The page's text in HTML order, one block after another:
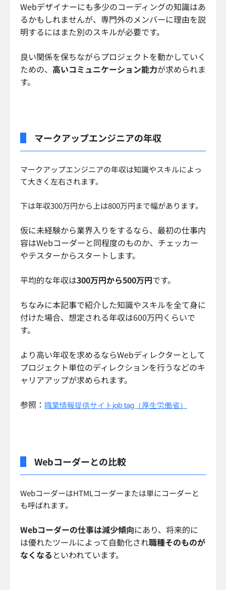
Webデザイナーにも多少のコーディングの知識はあ
るかもしれませんが、専門外のメンバーに理由を説
明するにはまた別のスキルが必要です。
良い関係を保ちながらプロジェクトを動かしていく
ための、 高いコミュニケーション能力が求められま
す。
マークアップエンジニアの年収
マークアップエンジニアの年収は知識やスキルによっ
て大きく左右されます。
下は年収300万円から上は800万円まで幅があります。
仮に未経験から業界入りをするなら、最初の仕事内
容はWebコーダーと同程度のものか、チェッカー
やテスターからスタートします。
平均的な年収は300万円から500万円です。
ちなみに本記事で紹介した知識やスキルを全て身に
付けた場合、想定される年収は600万円くらいで
す。
より高い年収を求めるならWebディレクターとして
プロジェクト単位のディレクションを行うなどのキ
ャリアアップが求められます。
参照： 職業情報提供サイト job tag（厚生労働省）
Webコーダーとの比較
WebコーダーはHTMLコーダーまたは単にコーダーと
も呼ばれます。
Webコーダーの仕事は減少傾向にあり、将来的に
は優れたツールによって自動化され職種そのものが
なくなる といわれています。